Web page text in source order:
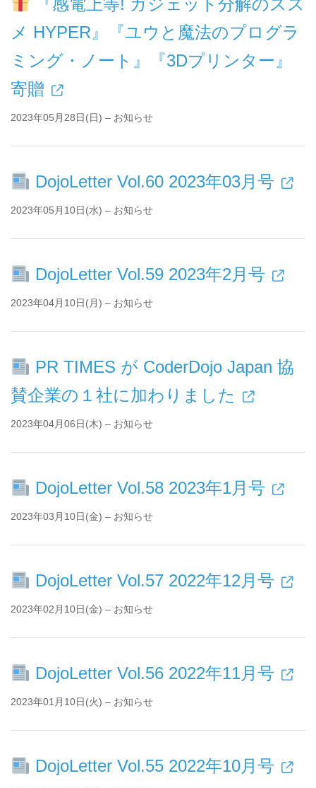
『感電上等! ガジェット分解のスス
メ HYPER』『ユウと魔法のプログラ
ミング・ノート』『3Dプリンター』
寄贈
2023年05月28日(日) – お知らせ
DojoLetter Vol.60 2023年03月号
2023年05月10日(水) – お知らせ
DojoLetter Vol.59 2023年2月号
2023年04月10日(月) – お知らせ
PR TIMES が CoderDojo Japan 協
賛企業の１社に加わりました
2023年04月06日(木) – お知らせ
DojoLetter Vol.58 2023年1月号
2023年03月10日(金) – お知らせ
DojoLetter Vol.57 2022年12月号
2023年02月10日(金) – お知らせ
DojoLetter Vol.56 2022年11月号
2023年01月10日(火) – お知らせ
DojoLetter Vol.55 2022年10月号